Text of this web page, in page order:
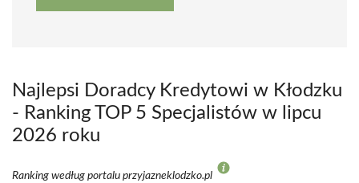
Najlepsi Doradcy Kredytowi w Kłodzku
- Ranking TOP 5 Specjalistów w lipcu
2026 roku
Ranking według portalu przyjazneklodzko.pl